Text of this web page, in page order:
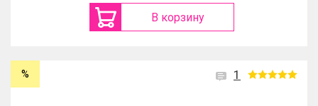
В корзину
1
%